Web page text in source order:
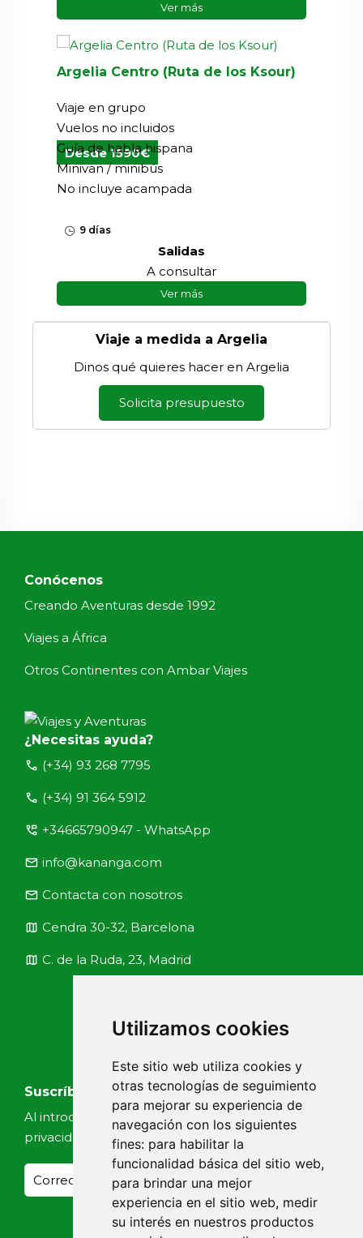
Utilizamos cookies
Este sitio web utiliza cookies y
otras tecnologías de seguimiento
para mejorar su experiencia de
navegación con los siguientes
fines: para habilitar la
funcionalidad básica del sitio web,
para brindar una mejor
experiencia en el sitio web, medir
su interés en nuestros productos
Ver más
Desde 1590€
Argelia Centro (Ruta de los Ksour)
Viaje en grupo
Vuelos no incluidos
Guía de habla hispana
Minivan / minibús
No incluye acampada
9 días
Salidas
A consultar
Ver más
Viaje a medida a Argelia
Dinos qué quieres hacer en Argelia
Solicita presupuesto
Conócenos
Creando Aventuras desde 1992
Viajes a África
Otros Continentes con Ambar Viajes
¿Necesitas ayuda?
call (+34) 93 268 7795
call (+34) 91 364 5912
perm_phone_msg +34665790947 - WhatsApp
email info@kananga.com
email Contacta con nosotros
map Cendra 30-32, Barcelona
map C. de la Ruda, 23, Madrid
Suscríbete a nuestras noticias
Al introducir tu email, aceptas nuestra Política de
privacidad